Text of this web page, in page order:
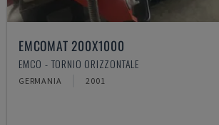
EMCOMAT 200X1000
EMCO - TORNIO ORIZZONTALE
GERMANIA 2001